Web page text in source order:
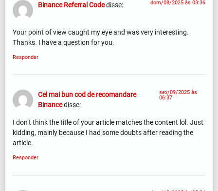
Binance Referral Codedisse: dom/08/2025 às 03:36
Your point of view caught my eye and was very interesting.
Thanks. I have a question for you.
Responder
Cel mai bun cod de recomandare
Binancedisse:
sex/09/2025 às
06:37
I don’t think the title of your article matches the content lol. Just
kidding, mainly because I had some doubts after reading the
article.
Responder